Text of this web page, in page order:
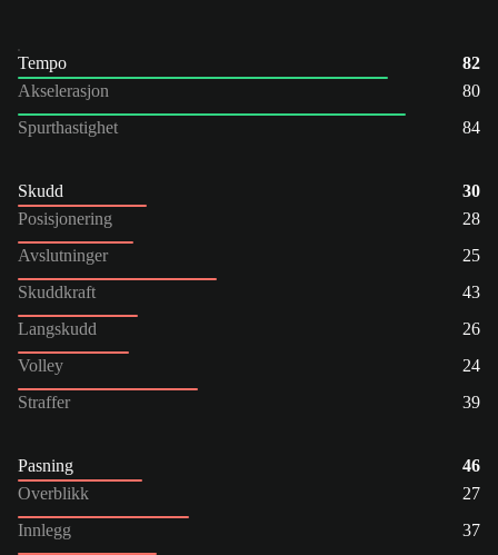
Tempo
82
Akselerasjon
80
Spurthastighet
84
Skudd
30
Posisjonering
28
Avslutninger
25
Skuddkraft
43
Langskudd
26
Volley
24
Straffer
39
Pasning
46
Overblikk
27
Innlegg
37